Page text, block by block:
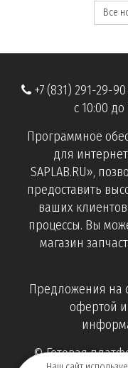
Все
+7 (831) 291-29-90
с 10:00
Программное
для
SAPLAB.RU»,
предоставить
ваших
процессы. Вы
магазин
Предложения на
офертой
© Готовая